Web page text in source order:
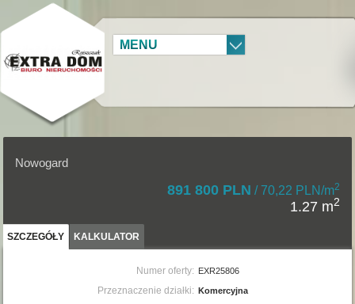
MENU
Nowogard
891 800 PLN / 70,22 PLN/m2
1.27 m2
SZCZEGÓŁY KALKULATOR
Numer oferty: EXR25806
Przeznaczenie działki: Komercyjna